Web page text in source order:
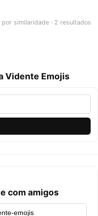
por similaridade · 2 resultados
Vidente Emojis
com amigos